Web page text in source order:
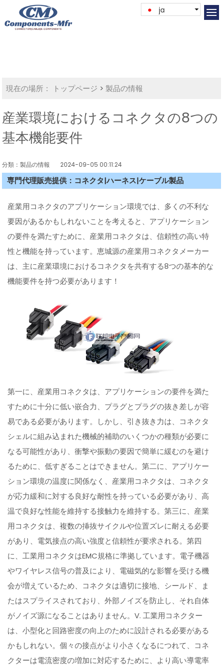
ja
現在の場所： トップページ >製品の情報
産業環境におけるコネクタの8つの
基本機能要件
分類：製品の情報 2024-09-05 00:11:24
専門代理販売提供：コネクタ|ハーネス|ケーブル製品
産業用コネクタのアプリケーション環境では、多くの不利な
要因があるかもしれないことを考えると、アプリケーション
の要件を満たすために、産業用コネクタは、信頼性の高い特
性と機能を持っています。恵城源の産業用コネクタメーカー
は、主に産業環境におけるコネクタを共有する8つの基本的な
機能要件を持つ必要があります！
第一に、産業用コネクタは、アプリケーションの要件を満た
すために十分に低い嵌合力、プラグとプラグの抜き差しが容
易である必要があります。しかし、引き抜き力は、コネクタ
シェルに組み込まれた機械的補助のいくつかの種類が必要に
なる可能性があり、衝撃や振動の要因で簡単に緩むのを避け
るために、低すぎることはできません。第二に、アプリケー
ション環境の温度に関係なく、産業用コネクタは、コネクタ
が応力緩和に対する良好な耐性を持っている必要があり、高
温で良好な性能を維持する接触力を維持する。第三に、産業
用コネクタは、複数の挿抜サイクルや位置ズレに耐える必要
があり、電気接点の高い強度と信頼性が要求される。第四
に、工業用コネクタはEMC規格に準拠しています。電子機器
やワイヤレス信号の普及により、電磁気的な影響を受ける機
会が増えているため、コネクタは適切に接地、シールド、ま
たはスプライスされており、外部ノイズを防止し、それ自体
がノイズ源になることはありません。V. 工業用コネクター
は、小型化と回路密度の向上のために設計される必要がある
かもしれない。個々の接点がより小さくなるにつれて、コネ
クターは電流密度の増加に対応するために、より高い導電率